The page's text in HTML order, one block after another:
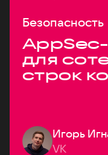
Безопасность
для
строк
Игорь
VK